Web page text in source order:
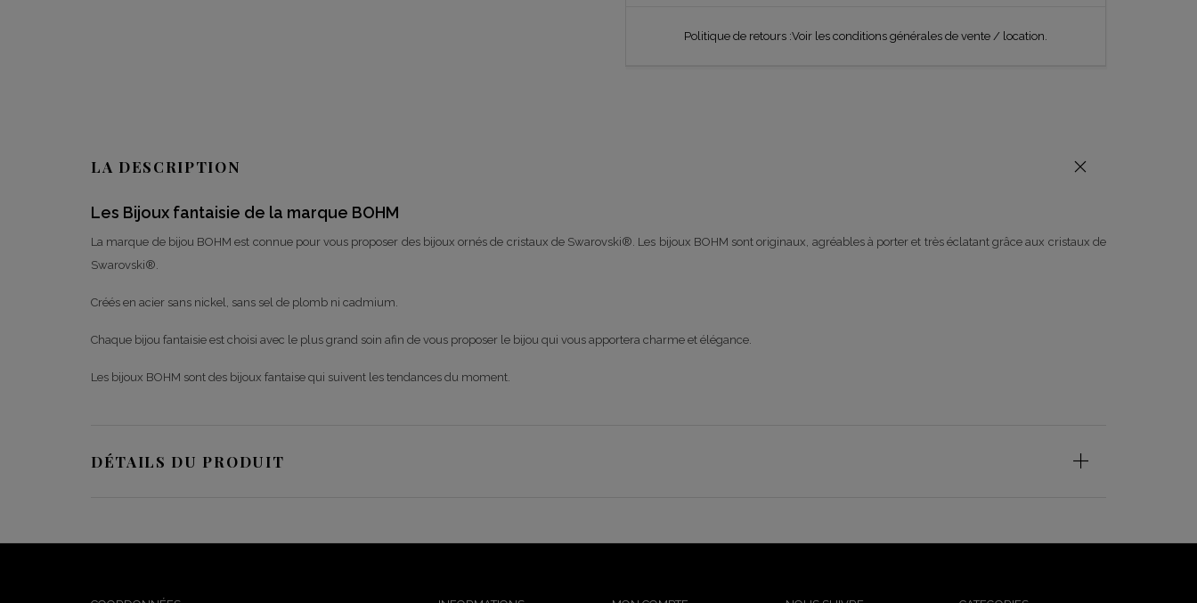
Politique de retours :Voir les conditions générales de vente / location.
LA DESCRIPTION
Les Bijoux fantaisie de la marque BOHM
La marque de bijou BOHM est connue pour vous proposer des bijoux ornés de cristaux de Swarovski®. Les bijoux BOHM sont originaux, agréables à porter et très éclatant grâce aux cristaux de
Swarovski®.
Créés en acier sans nickel, sans sel de plomb ni cadmium.
Chaque bijou fantaisie est choisi avec le plus grand soin afin de vous proposer le bijou qui vous apportera charme et élégance.
Les bijoux BOHM sont des bijoux fantaise qui suivent les tendances du moment.
DÉTAILS DU PRODUIT